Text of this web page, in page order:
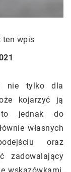
ten wpis
nie tylko dla
kojarzyć ją
to jednak do
własnych
oraz
zadowalający
wskazówkami,